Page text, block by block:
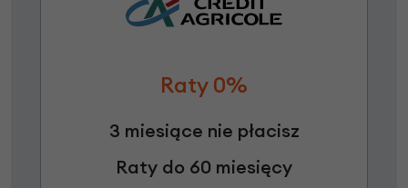
Raty 0%
3 miesiące nie płacisz
Raty do 60 miesięcy